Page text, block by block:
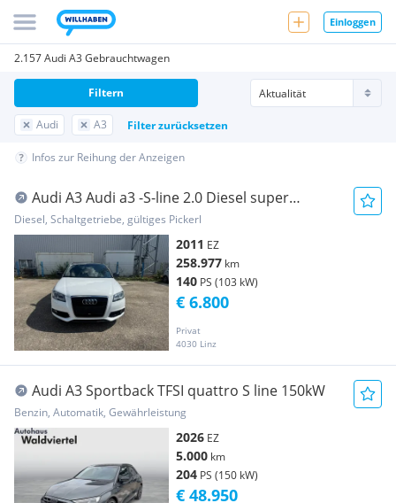
Einloggen
2.157 Audi A3 Gebrauchtwagen
Audi A3 Filter zurücksetzen
Filtern
Infos zur Reihung der Anzeigen
Audi A3 Audi a3 -S-line 2.0 Diesel super
Zustand
Diesel, Schaltgetriebe, gültiges Pickerl
2011 EZ
258.977 km
140 PS (103 kW)
Privat
4030 Linz
€ 6.800
Audi A3 Sportback TFSI quattro S line 150kW
Benzin, Automatik, Gewährleistung
2026 EZ
5.000 km
204 PS (150 kW)
€ 48.950